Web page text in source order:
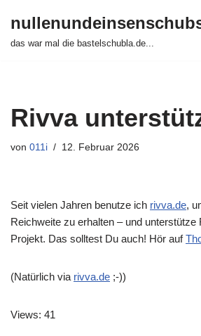
Zum
das war mal die bastelschubla.de...
Rivva
von 011i 12. Februar 2026
Seit vielen Jahren benutze ich rivva.de,
Reichweite zu erhalten – und unterstütze
Projekt. Das solltest Du auch! Hör auf
(Natürlich via rivva.de ;-))
Views: 41